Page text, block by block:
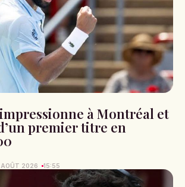
à Montréal et
premier titre en
AOÛT 2026 15:55